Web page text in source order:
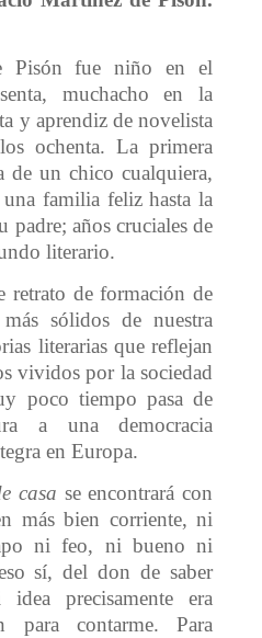
Pisón fue niño en el
muchacho en la
y aprendiz de novelista
ochenta. La primera
de un chico cualquiera,
familia feliz hasta la
padre; años cruciales de
literario.
retrato de formación de
sólidos de nuestra
literarias que reflejan
vividos por la sociedad
poco tiempo pasa de
a una democracia
en Europa.
casa se encontrará con
más bien corriente, ni
ni feo, ni bueno ni
sí, del don de saber
precisamente era
para contarme. Para